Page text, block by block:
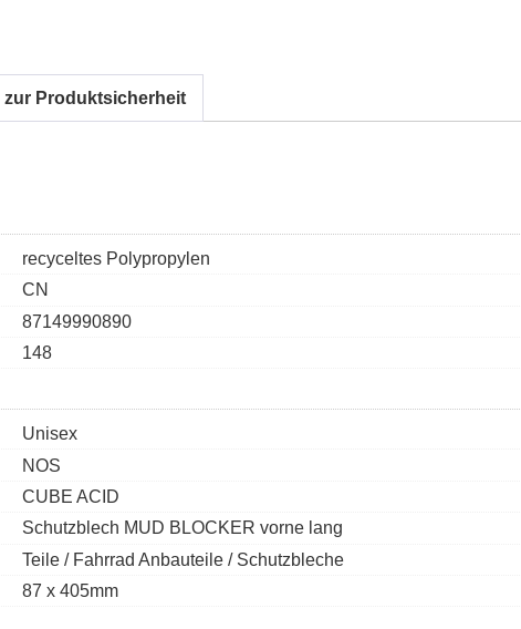
zur Produktsicherheit
recyceltes Polypropylen
CN
87149990890
148
Unisex
NOS
CUBE ACID
Schutzblech MUD BLOCKER vorne lang
Teile / Fahrrad Anbauteile / Schutzbleche
87 x 405mm